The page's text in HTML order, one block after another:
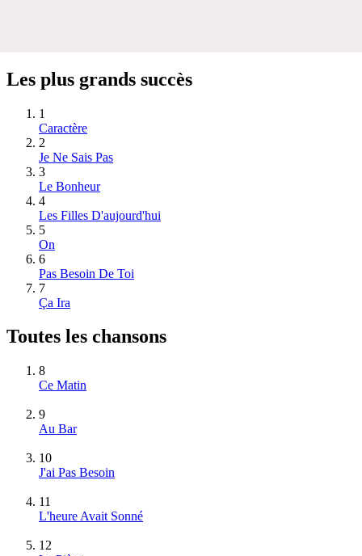
Les plus grands succès
1
Caractère
2
Je Ne Sais Pas
3
Le Bonheur
4
Les Filles D'aujourd'hui
5
On
6
Pas Besoin De Toi
7
Ça Ira
Toutes les chansons
8
Ce Matin
9
Au Bar
10
J'ai Pas Besoin
11
L'heure Avait Sonné
12